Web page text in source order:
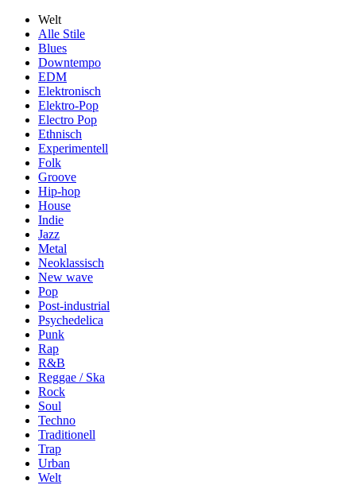
Welt
Alle Stile
Blues
Downtempo
EDM
Elektronisch
Elektro-Pop
Electro Pop
Ethnisch
Experimentell
Folk
Groove
Hip-hop
House
Indie
Jazz
Metal
Neoklassisch
New wave
Pop
Post-industrial
Psychedelica
Punk
Rap
R&B
Reggae / Ska
Rock
Soul
Techno
Traditionell
Trap
Urban
Welt